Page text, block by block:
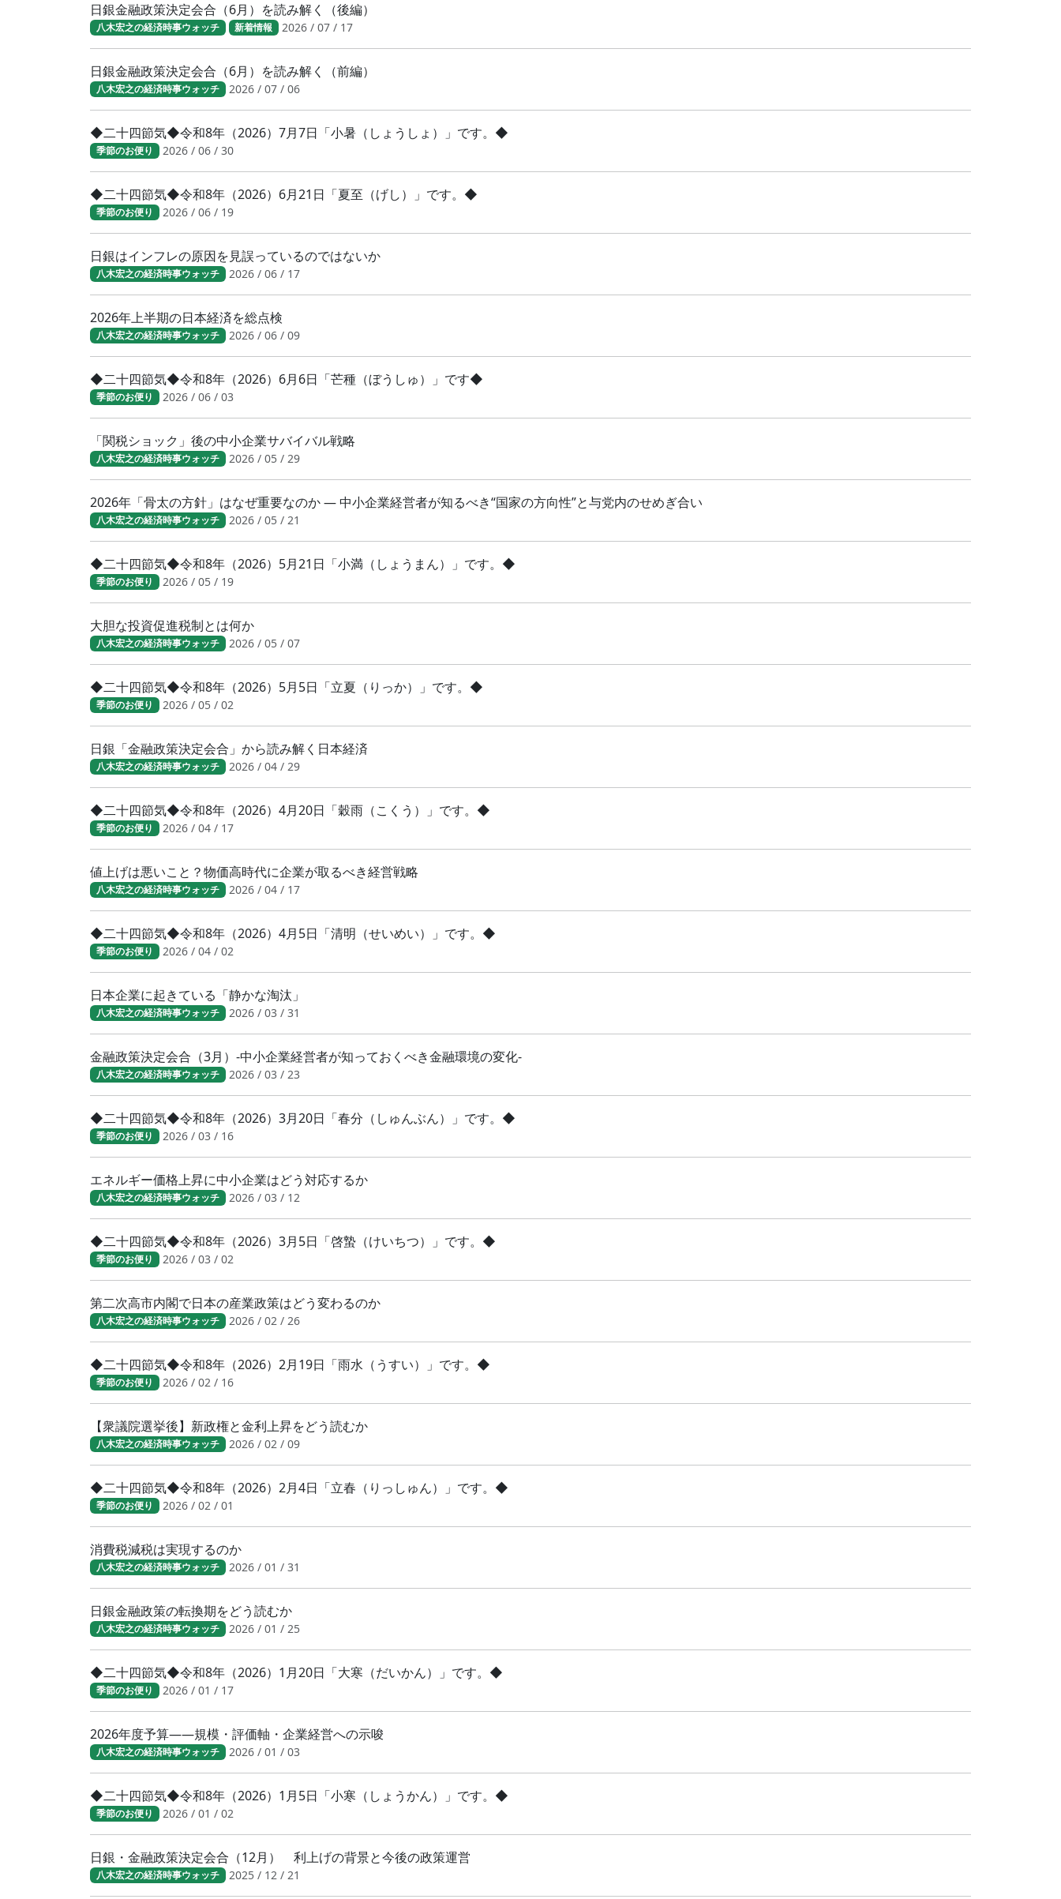
日銀金融政策決定会合（6月）を読み解く（後編）
八木宏之の経済時事ウォッチ 新着情報 2026 / 07 / 17
日銀金融政策決定会合（6月）を読み解く（前編）
八木宏之の経済時事ウォッチ 2026 / 07 / 06
◆二十四節気◆令和8年（2026）7月7日「小暑（しょうしょ）」です。◆
季節のお便り 2026 / 06 / 30
◆二十四節気◆令和8年（2026）6月21日「夏至（げし）」です。◆
季節のお便り 2026 / 06 / 19
日銀はインフレの原因を見誤っているのではないか
八木宏之の経済時事ウォッチ 2026 / 06 / 17
2026年上半期の日本経済を総点検
八木宏之の経済時事ウォッチ 2026 / 06 / 09
◆二十四節気◆令和8年（2026）6月6日「芒種（ぼうしゅ）」です◆
季節のお便り 2026 / 06 / 03
「関税ショック」後の中小企業サバイバル戦略
八木宏之の経済時事ウォッチ 2026 / 05 / 29
2026年「骨太の方針」はなぜ重要なのか ― 中小企業経営者が知るべき“国家の方向性”と与党内のせめぎ合い
八木宏之の経済時事ウォッチ 2026 / 05 / 21
◆二十四節気◆令和8年（2026）5月21日「小満（しょうまん）」です。◆
季節のお便り 2026 / 05 / 19
大胆な投資促進税制とは何か
八木宏之の経済時事ウォッチ 2026 / 05 / 07
◆二十四節気◆令和8年（2026）5月5日「立夏（りっか）」です。◆
季節のお便り 2026 / 05 / 02
日銀「金融政策決定会合」から読み解く日本経済
八木宏之の経済時事ウォッチ 2026 / 04 / 29
◆二十四節気◆令和8年（2026）4月20日「穀雨（こくう）」です。◆
季節のお便り 2026 / 04 / 17
値上げは悪いこと？物価高時代に企業が取るべき経営戦略
八木宏之の経済時事ウォッチ 2026 / 04 / 17
◆二十四節気◆令和8年（2026）4月5日「清明（せいめい）」です。◆
季節のお便り 2026 / 04 / 02
日本企業に起きている「静かな淘汰」
八木宏之の経済時事ウォッチ 2026 / 03 / 31
金融政策決定会合（3月）-中小企業経営者が知っておくべき金融環境の変化-
八木宏之の経済時事ウォッチ 2026 / 03 / 23
◆二十四節気◆令和8年（2026）3月20日「春分（しゅんぶん）」です。◆
季節のお便り 2026 / 03 / 16
エネルギー価格上昇に中小企業はどう対応するか
八木宏之の経済時事ウォッチ 2026 / 03 / 12
◆二十四節気◆令和8年（2026）3月5日「啓蟄（けいちつ）」です。◆
季節のお便り 2026 / 03 / 02
第二次高市内閣で日本の産業政策はどう変わるのか
八木宏之の経済時事ウォッチ 2026 / 02 / 26
◆二十四節気◆令和8年（2026）2月19日「雨水（うすい）」です。◆
季節のお便り 2026 / 02 / 16
【衆議院選挙後】新政権と金利上昇をどう読むか
八木宏之の経済時事ウォッチ 2026 / 02 / 09
◆二十四節気◆令和8年（2026）2月4日「立春（りっしゅん）」です。◆
季節のお便り 2026 / 02 / 01
消費税減税は実現するのか
八木宏之の経済時事ウォッチ 2026 / 01 / 31
日銀金融政策の転換期をどう読むか
八木宏之の経済時事ウォッチ 2026 / 01 / 25
◆二十四節気◆令和8年（2026）1月20日「大寒（だいかん）」です。◆
季節のお便り 2026 / 01 / 17
2026年度予算――規模・評価軸・企業経営への示唆
八木宏之の経済時事ウォッチ 2026 / 01 / 03
◆二十四節気◆令和8年（2026）1月5日「小寒（しょうかん）」です。◆
季節のお便り 2026 / 01 / 02
日銀・金融政策決定会合（12月） 利上げの背景と今後の政策運営
八木宏之の経済時事ウォッチ 2025 / 12 / 21